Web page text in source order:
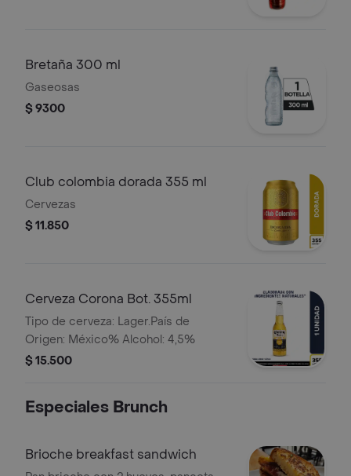
Bretaña 300 ml
Gaseosas
$ 9300
Club colombia dorada 355 ml
Cervezas
$ 11.850
Cerveza Corona Bot. 355ml
Tipo de cerveza: Lager.País de
Origen: México% Alcohol: 4,5%
$ 15.500
Especiales Brunch
Brioche breakfast sandwich